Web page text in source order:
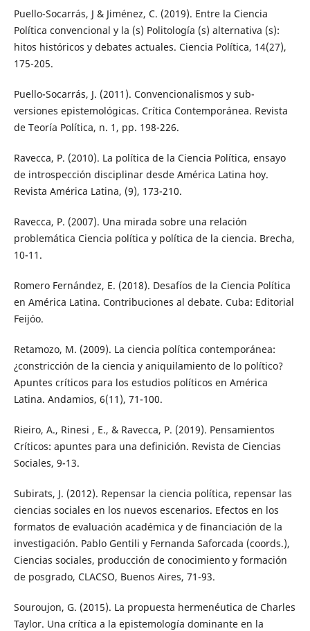
Puello-Socarrás, J & Jiménez, C. (2019). Entre la Ciencia
Política convencional y la (s) Politología (s) alternativa (s):
hitos históricos y debates actuales. Ciencia Política, 14(27),
175-205.
Puello-Socarrás, J. (2011). Convencionalismos y sub-
versiones epistemológicas. Crítica Contemporánea. Revista
de Teoría Política, n. 1, pp. 198-226.
Ravecca, P. (2010). La política de la Ciencia Política, ensayo
de introspección disciplinar desde América Latina hoy.
Revista América Latina, (9), 173-210.
Ravecca, P. (2007). Una mirada sobre una relación
problemática Ciencia política y política de la ciencia. Brecha,
10-11.
Romero Fernández, E. (2018). Desafíos de la Ciencia Política
en América Latina. Contribuciones al debate. Cuba: Editorial
Feijóo.
Retamozo, M. (2009). La ciencia política contemporánea:
¿constricción de la ciencia y aniquilamiento de lo político?
Apuntes críticos para los estudios políticos en América
Latina. Andamios, 6(11), 71-100.
Rieiro, A., Rinesi , E., & Ravecca, P. (2019). Pensamientos
Críticos: apuntes para una definición. Revista de Ciencias
Sociales, 9-13.
Subirats, J. (2012). Repensar la ciencia política, repensar las
ciencias sociales en los nuevos escenarios. Efectos en los
formatos de evaluación académica y de financiación de la
investigación. Pablo Gentili y Fernanda Saforcada (coords.),
Ciencias sociales, producción de conocimiento y formación
de posgrado, CLACSO, Buenos Aires, 71-93.
Souroujon, G. (2015). La propuesta hermenéutica de Charles
Taylor. Una crítica a la epistemología dominante en la